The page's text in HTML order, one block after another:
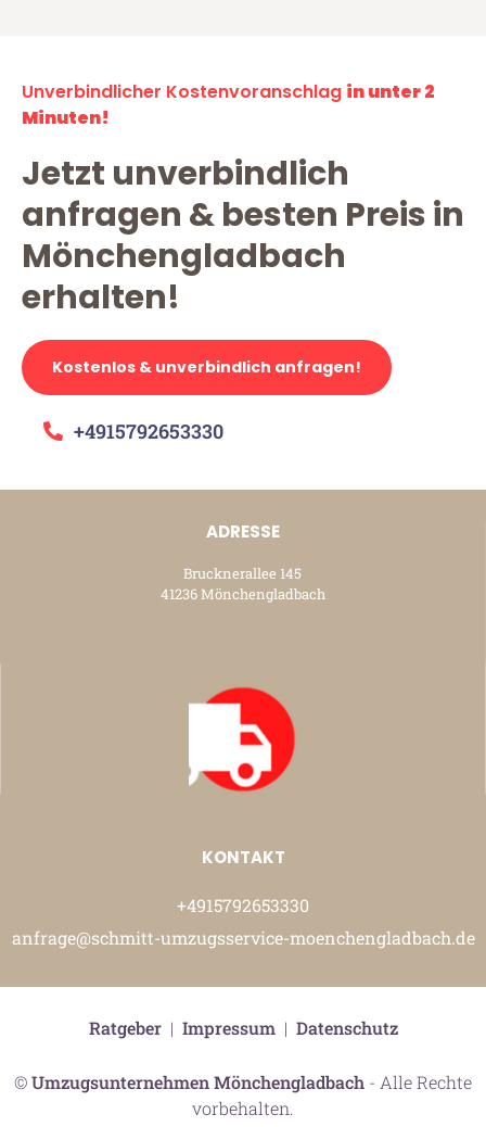
Unverbindlicher Kostenvoranschlag in unter 2
Minuten!
Jetzt unverbindlich
anfragen & besten Preis in
Mönchengladbach
erhalten!
Kostenlos & unverbindlich anfragen!
+4915792653330
ADRESSE
Brucknerallee 145
41236 Mönchengladbach
KONTAKT
+4915792653330
anfrage@schmitt-umzugsservice-moenchengladbach.de
©Umzugsunternehmen Mönchengladbach - Alle Rechte
vorbehalten.
Ratgeber| Impressum| Datenschutz